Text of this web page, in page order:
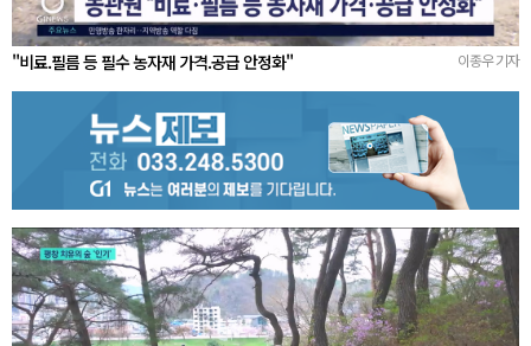
"비료.필름 등 필수 농자재 가격.공급 안정화" 이종우 기자